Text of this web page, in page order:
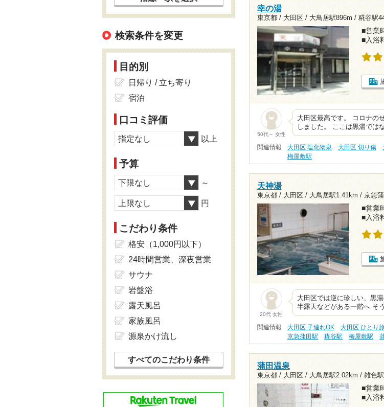
幸の湯
東京都 / 大田区 / 大鳥居駅896m / 糀谷駅
■営業
■入浴
50代～ 女性
大田区最高です。 コロナの
しました。 ここは黒湯では
関連情報 大田区 塩化物泉 大田区 切り傷
梅屋敷駅
天神湯
東京都 / 大田区 / 大鳥居駅1.41km / 京急
■営業
■入浴
20代 女性
大田区では逆に珍しい、黒
半露天などがある一階へ そ
関連情報 大田区 子連れOK 大田区 ひとり
京急蒲田駅
糀谷駅 梅屋敷駅
蒲田温泉
東京都 / 大田区 / 大鳥居駅2.02km / 雑色
■営業
■入浴
検索条件を変更
目的別
日帰り / 立ち寄り
宿泊
口コミ評価
指定なし 以上
予算
下限なし ～
上限なし 円
こだわり条件
格安（1,000円以下）
24時間営業、深夜営業
サウナ
岩盤浴
露天風呂
家族風呂
源泉かけ流し
すべてのこだわり条件